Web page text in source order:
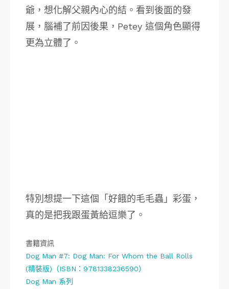
爺，想化解父親內心的結。看到後面的發
展，腦補了前因後果，Petey 這個角色顯得
更為立體了。
特別想提一下這個「好餓的毛毛蟲」彩蛋，
真的是把我跟蛋黃給逗樂了。
書籍資訊
Dog Man #7: Dog Man: For Whom the Ball Rolls
(精裝版)（ISBN：9781338236590）
Dog Man 系列